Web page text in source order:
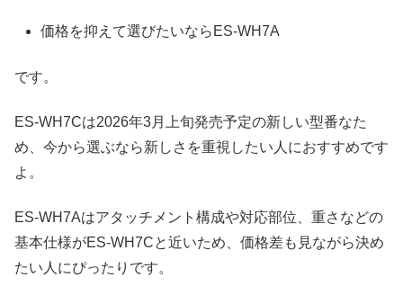
価格を抑えて選びたいならES-WH7A
です。
ES-WH7Cは2026年3月上旬発売予定の新しい型番なた
め、今から選ぶなら新しさを重視したい人におすすめです
よ。
ES-WH7Aはアタッチメント構成や対応部位、重さなどの
基本仕様がES-WH7Cと近いため、価格差も見ながら決め
たい人にぴったりです。